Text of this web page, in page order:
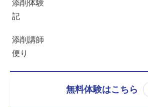
添削体験
記
添削講師
便り
無料体験はこちら